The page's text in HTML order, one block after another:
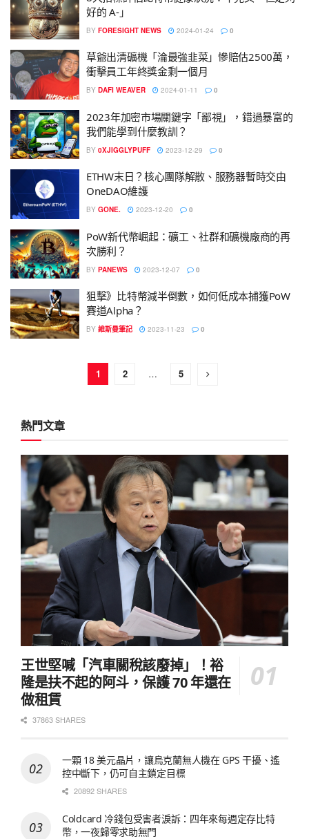
好的 A-」
BY FORESIGHT NEWS 2024-01-24 0
草爺出清礦機「淪最強韭菜」慘賠估2500萬，
衝擊員工年終獎金剩一個月
BY DAFI WEAVER 2024-01-11 0
2023年加密市場關鍵字「鄙視」，錯過暴富的
我們能學到什麼教訓？
BY 0XJIGGLYPUFF 2023-12-29 0
ETHW末日？核心團隊解散、服務器暫時交由
OneDAO維護
BY GONE. 2023-12-20 0
PoW新代幣崛起：礦工、社群和礦機廠商的再
次勝利？
BY PANEWS 2023-12-07 0
狙擊》比特幣減半倒數，如何低成本捕獲PoW
賽道Alpha？
BY 維斯曼筆記 2023-11-23 0
1 2 … 5
熱門文章
王世堅喊「汽車關稅該廢掉」！裕
隆是扶不起的阿斗，保護 70 年還在
做租賃
37863 SHARES
一顆 18 美元晶片，讓烏克蘭無人機在 GPS 干擾、遙
控中斷下，仍可自主鎖定目標
20892 SHARES
Coldcard 冷錢包受害者淚訴：四年來每週定存比特
幣，一夜歸零求助無門